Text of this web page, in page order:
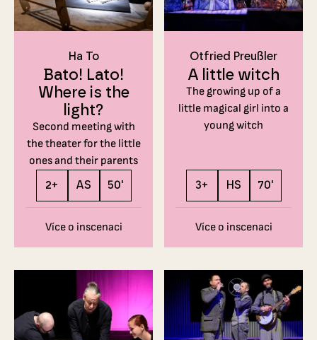
Ha To
Bato! Lato!
Where is the
light?
Second meeting with
the theater for the little
ones and their parents
2+
AS 50'
Více o inscenaci
Otfried Preußler
A little witch
The growing up of a
little magical girl into a
young witch
3+ HS 70'
Více o inscenaci